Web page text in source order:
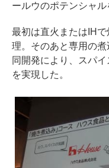
ールウのポテンシャル
最初は直火またはIH
理。そのあと専用の
同開発により、スパ
を実現した。